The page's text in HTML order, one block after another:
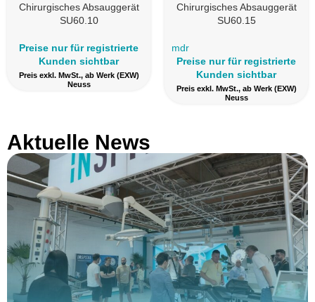
Chirurgisches Absauggerät
SU60.10
Preise nur für registrierte
Kunden sichtbar
Preis exkl. MwSt., ab Werk (EXW)
Neuss
Chirurgisches Absauggerät
SU60.15
mdr
Preise nur für registrierte
Kunden sichtbar
Preis exkl. MwSt., ab Werk (EXW)
Neuss
Aktuelle News